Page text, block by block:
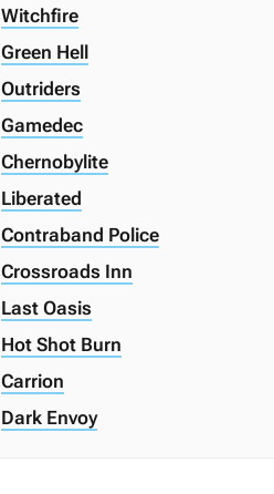
Witchfire
Green Hell
Outriders
Gamedec
Chernobylite
Liberated
Contraband Police
Crossroads Inn
Last Oasis
Hot Shot Burn
Carrion
Dark Envoy